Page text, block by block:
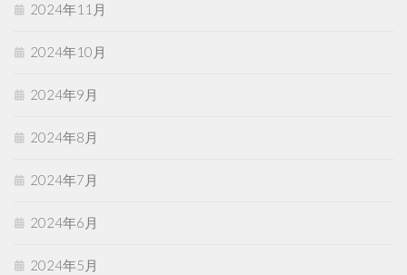
2024年11月
2024年10月
2024年9月
2024年8月
2024年7月
2024年6月
2024年5月